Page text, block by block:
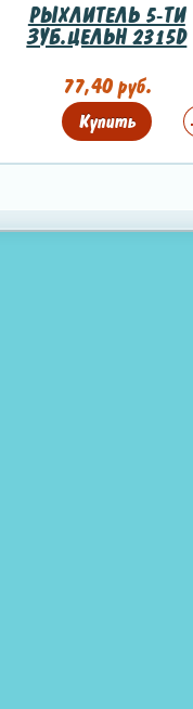
РЫХЛИТЕЛЬ 5-ТИ
ЗУБ.ЦЕЛЬН 2315D
77,40 руб.
Купить